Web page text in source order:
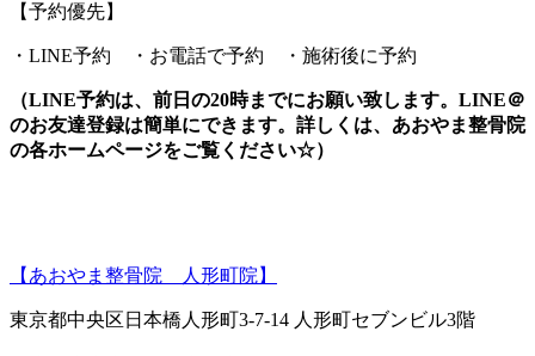
【予約優先】
・LINE予約 ・お電話で予約 ・施術後に予約
（LINE予約は、前日の20時までにお願い致します。LINE＠
のお友達登録は簡単にできます。詳しくは、あおやま整骨院
の各ホームページをご覧ください☆）
【あおやま整骨院 人形町院】
東京都中央区日本橋人形町3-7-14 人形町セブンビル3階